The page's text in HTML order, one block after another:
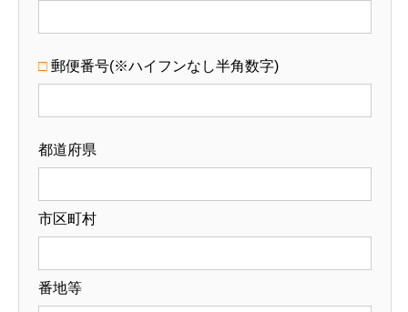
HOME
□ 郵便番号(※ハイフンなし半角数字)
都道府県
市区町村
番地等